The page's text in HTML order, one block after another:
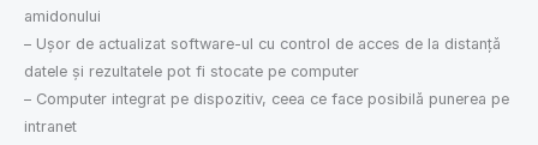
amidonului
– Ușor de actualizat software-ul cu control de acces de la distanță
datele și rezultatele pot fi stocate pe computer
– Computer integrat pe dispozitiv, ceea ce face posibilă punerea pe
intranet